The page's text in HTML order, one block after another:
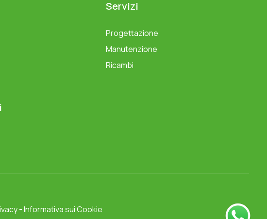
Servizi
Progettazione
Manutenzione
Ricambi
-Informativa sui Cookie